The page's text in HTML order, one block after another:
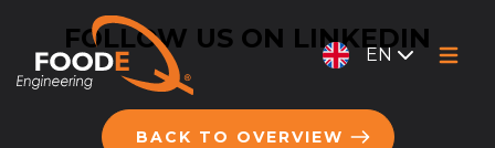
EN
FOLLOW US ON LINKEDIN
BACK TO OVERVIEW